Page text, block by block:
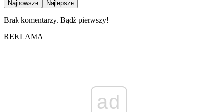
Najnowsze Najlepsze
Brak komentarzy. Bądź pierwszy!
REKLAMA
ad